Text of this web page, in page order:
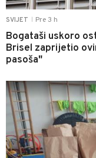
SVIJET Pre 3 h
Bogataši uskoro
Brisel zaprijetio
pasoša"